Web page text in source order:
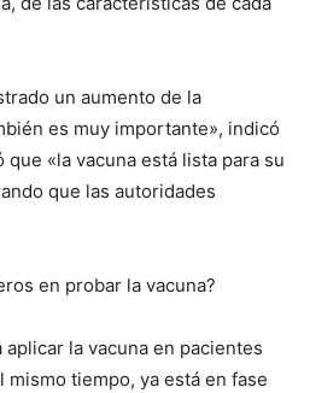
un aumento de la
es muy importante», indicó
«la vacuna está lista para su
que las autoridades
en probar la vacuna?
la vacuna en pacientes
tiempo, ya está en fase